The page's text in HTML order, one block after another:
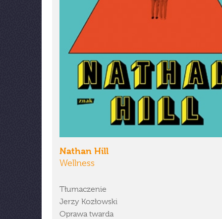
Nathan Hill
Wellness
Tłumaczenie
Jerzy Kozłowski
Oprawa twarda